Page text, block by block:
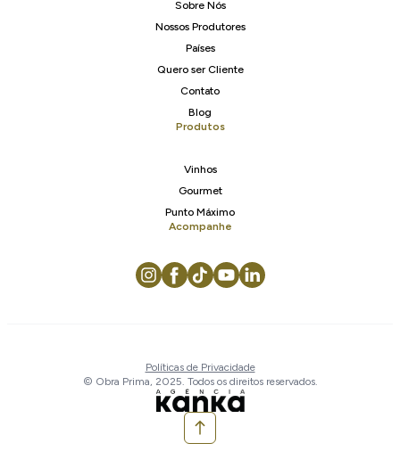
Sobre Nós
Nossos Produtores
Países
Quero ser Cliente
Contato
Blog
Produtos
Vinhos
Gourmet
Punto Máximo
Acompanhe
Políticas de Privacidade
© Obra Prima, 2025. Todos os direitos reservados.